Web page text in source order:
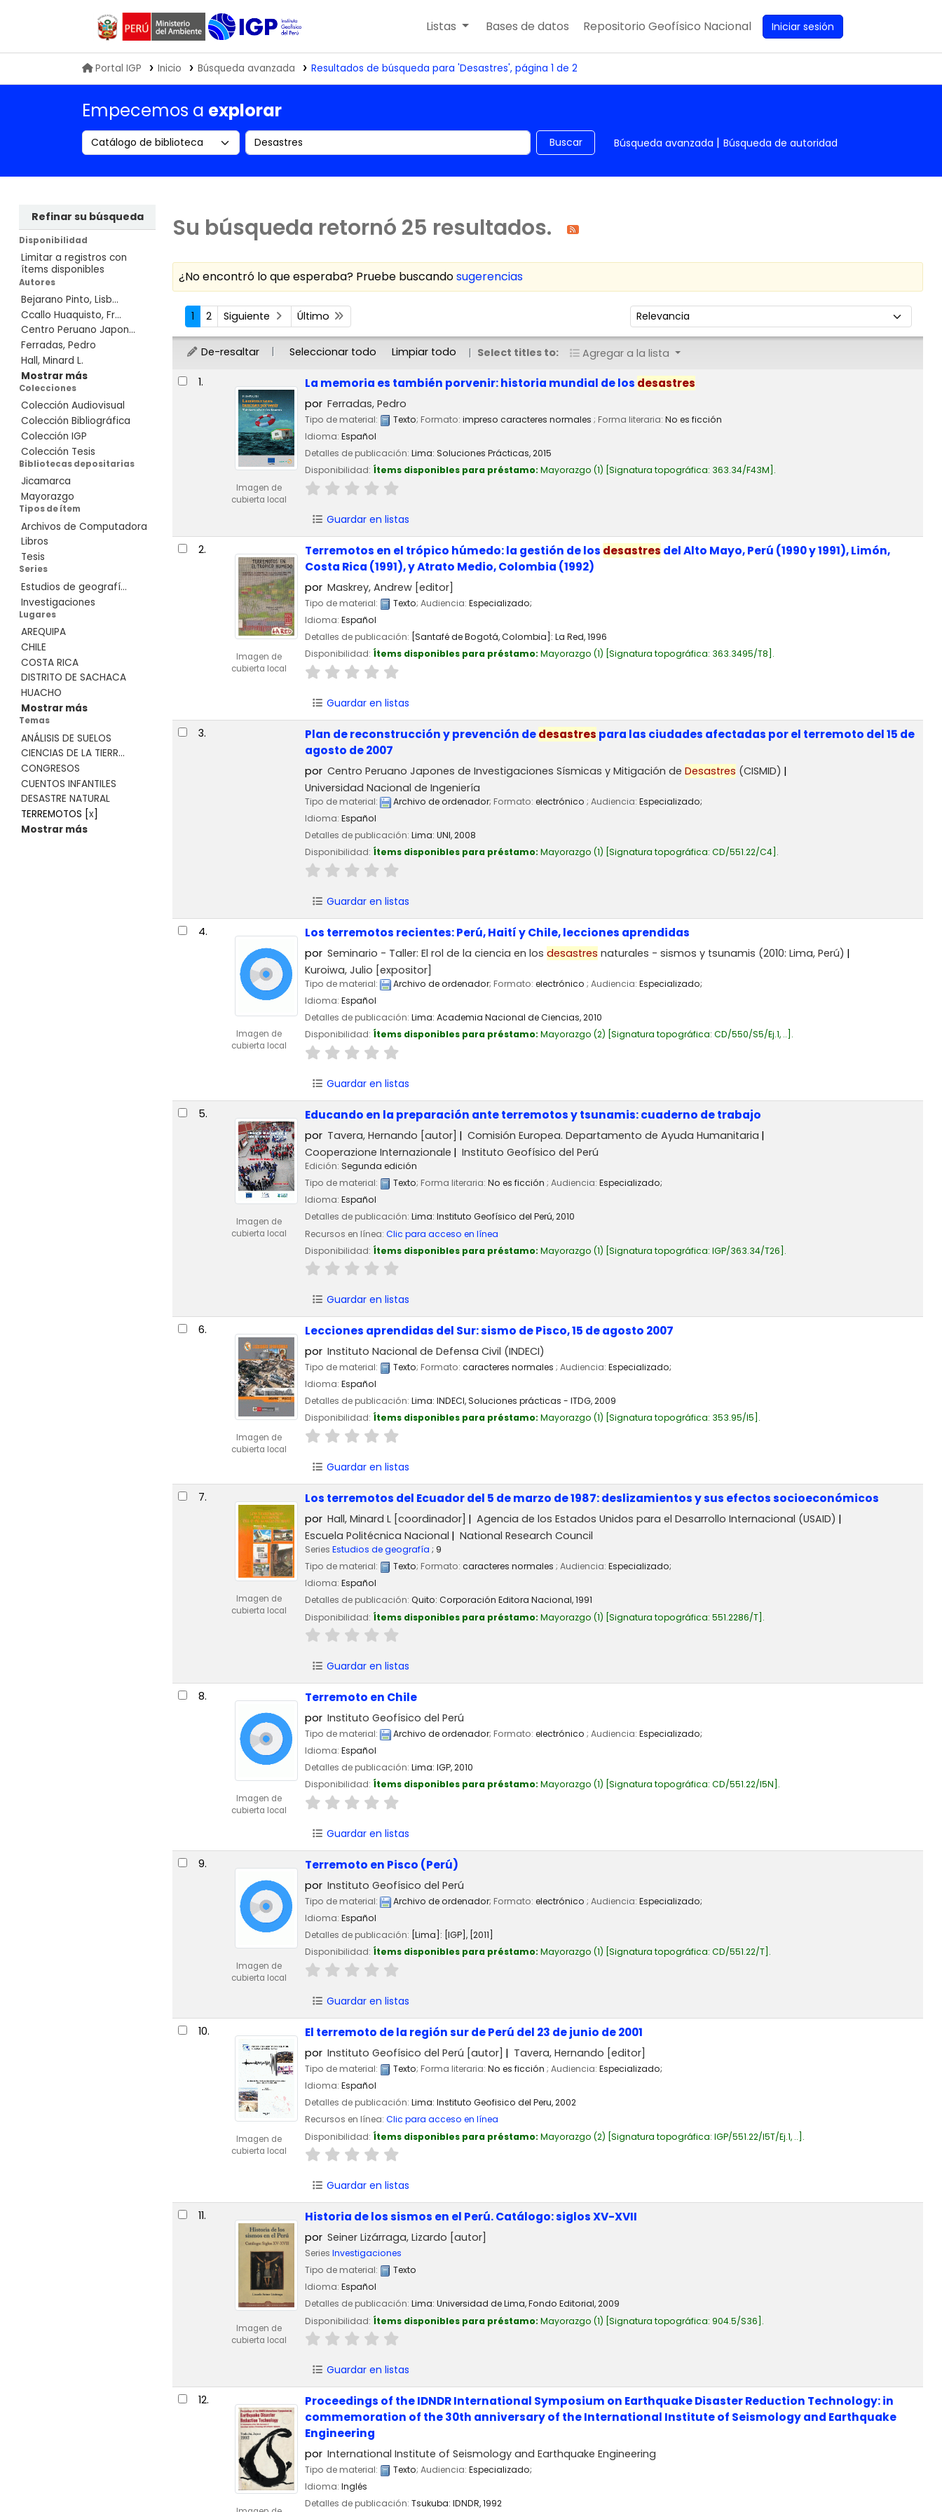
Biblioteca IGP
Listas Bases de datos Repositorio Geofísico Nacional Iniciar sesión
Portal IGP Inicio Búsqueda avanzada Resultados de búsqueda para 'Desastres', página 1 de 2
Empecemos a explorar
Search the catalog by: Buscar en el catálogo por palabra clave Buscar Búsqueda avanzada Búsqueda de autoridad
Refinar su búsqueda
Disponibilidad
Limitar a registros con
ítems disponibles
Autores
Bejarano Pinto, Lisb...
Ccallo Huaquisto, Fr...
Centro Peruano Japon...
Ferradas, Pedro
Hall, Minard L.
Mostrar más
Colecciones
Colección Audiovisual
Colección Bibliográfica
Colección IGP
Colección Tesis
Bibliotecas depositarias
Jicamarca
Mayorazgo
Tipos de ítem
Archivos de Computadora
Libros
Tesis
Series
Estudios de geografí...
Investigaciones
Lugares
AREQUIPA
CHILE
COSTA RICA
DISTRITO DE SACHACA
HUACHO
Mostrar más
Temas
ANÁLISIS DE SUELOS
CIENCIAS DE LA TIERR...
CONGRESOS
CUENTOS INFANTILES
DESASTRE NATURAL
TERREMOTOS x]
Mostrar más
Su búsqueda retornó 25 resultados.
¿No encontró lo que esperaba? Pruebe buscandosugerencias
Ordenar
1 2 Siguiente Último Ordenar por:
De-resaltar Seleccionar todo Limpiar todo Select titles to: Agregar a la lista
Resultados
1.
Imagen de
cubierta local
La memoria es también porvenir: historia mundial de los desastres
por Ferradas, Pedro
Tipo de material: Texto; Formato: impreso caracteres normales ; Forma literaria: No es ficción
Idioma: Español
Detalles de publicación: Lima: Soluciones Prácticas,2015
Disponibilidad: Ítems disponibles para préstamo: Mayorazgo (1) Signatura topográfica: 363.34/F43M .
Guardar en listas
2.
Imagen de
cubierta local
Terremotos en el trópico húmedo: la gestión de los desastres del Alto Mayo, Perú (1990 y 1991), Limón,
Costa Rica (1991), y Atrato Medio, Colombia (1992)
por Maskrey, Andrew [editor]
Tipo de material: Texto; Audiencia: Especializado;
Idioma: Español
Detalles de publicación: [Santafé de Bogotá, Colombia]: La Red,1996
Disponibilidad: Ítems disponibles para préstamo: Mayorazgo (1) Signatura topográfica: 363.3495/T8 .
Guardar en listas
3. Plan de reconstrucción y prevención dedesastres para las ciudades afectadas por el terremoto del 15 de
agosto de 2007
por Centro Peruano Japones de Investigaciones Sísmicas y Mitigación deDesastres (CISMID)
Universidad Nacional de Ingeniería
Tipo de material: Archivo de ordenador; Formato: electrónico ; Audiencia: Especializado;
Idioma: Español
Detalles de publicación: Lima: UNI,2008
Disponibilidad: Ítems disponibles para préstamo: Mayorazgo (1) Signatura topográfica: CD/551.22/C4 .
Guardar en listas
4.
Imagen de
cubierta local
Los terremotos recientes: Perú, Haití y Chile, lecciones aprendidas
por Seminario - Taller: El rol de la ciencia en losdesastres naturales - sismos y tsunamis (2010: Lima, Perú)
Kuroiwa, Julio [expositor]
Tipo de material: Archivo de ordenador; Formato: electrónico ; Audiencia: Especializado;
Idioma: Español
Detalles de publicación: Lima: Academia Nacional de Ciencias,2010
Disponibilidad: Ítems disponibles para préstamo: Mayorazgo (2) Signatura topográfica: CD/550/S5/Ej.1, .. .
Guardar en listas
5.
Imagen de
cubierta local
Educando en la preparación ante terremotos y tsunamis: cuaderno de trabajo
por Tavera, Hernando [autor]
Comisión Europea. Departamento de Ayuda Humanitaria
Cooperazione Internazionale
Instituto Geofísico del Perú
Edición: Segunda edición
Tipo de material:
Texto; Forma literaria: No es ficción ; Audiencia: Especializado;
Idioma: Español
Detalles de publicación: Lima: Instituto Geofísico del Perú,2010
Recursos en línea: Clic para acceso en línea
Disponibilidad: Ítems disponibles para préstamo: Mayorazgo (1) Signatura topográfica: IGP/363.34/T26 .
Guardar en listas
6.
Imagen de
cubierta local
Lecciones aprendidas del Sur: sismo de Pisco, 15 de agosto 2007
por Instituto Nacional de Defensa Civil (INDECI)
Tipo de material: Texto; Formato: caracteres normales ; Audiencia: Especializado;
Idioma: Español
Detalles de publicación: Lima: INDECI, Soluciones prácticas - ITDG,2009
Disponibilidad: Ítems disponibles para préstamo: Mayorazgo (1) Signatura topográfica: 353.95/I5 .
Guardar en listas
7.
Imagen de
cubierta local
Los terremotos del Ecuador del 5 de marzo de 1987: deslizamientos y sus efectos socioeconómicos
por Hall, Minard L [coordinador]
Agencia de los Estados Unidos para el Desarrollo Internacional (USAID)
Escuela Politécnica Nacional
National Research Council
Series Estudios de geografía ; 9
Tipo de material:
Texto; Formato: caracteres normales ; Audiencia: Especializado;
Idioma: Español
Detalles de publicación: Quito: Corporación Editora Nacional,1991
Disponibilidad: Ítems disponibles para préstamo: Mayorazgo (1) Signatura topográfica: 551.2286/T .
Guardar en listas
8.
Imagen de
cubierta local
Terremoto en Chile
por Instituto Geofísico del Perú
Tipo de material: Archivo de ordenador; Formato: electrónico ; Audiencia: Especializado;
Idioma: Español
Detalles de publicación: Lima: IGP,2010
Disponibilidad: Ítems disponibles para préstamo: Mayorazgo (1) Signatura topográfica: CD/551.22/I5N .
Guardar en listas
9.
Imagen de
cubierta local
Terremoto en Pisco (Perú)
por Instituto Geofísico del Perú
Tipo de material: Archivo de ordenador; Formato: electrónico ; Audiencia: Especializado;
Idioma: Español
Detalles de publicación: [Lima]: [IGP], [2011]
Disponibilidad: Ítems disponibles para préstamo: Mayorazgo (1) Signatura topográfica: CD/551.22/T .
Guardar en listas
10.
Imagen de
cubierta local
El terremoto de la región sur de Perú del 23 de junio de 2001
por Instituto Geofísico del Perú [autor] Tavera, Hernando [editor]
Tipo de material: Texto; Forma literaria: No es ficción ; Audiencia: Especializado;
Idioma: Español
Detalles de publicación: Lima: Instituto Geofisico del Peru,2002
Recursos en línea: Clic para acceso en línea
Disponibilidad: Ítems disponibles para préstamo: Mayorazgo (2) Signatura topográfica: IGP/551.22/I5T/Ej.1, .. .
Guardar en listas
11.
Imagen de
cubierta local
Historia de los sismos en el Perú. Catálogo: siglos XV-XVII
por Seiner Lizárraga, Lizardo [autor]
Series Investigaciones
Tipo de material:
Texto
Idioma: Español
Detalles de publicación: Lima: Universidad de Lima, Fondo Editorial,2009
Disponibilidad: Ítems disponibles para préstamo: Mayorazgo (1) Signatura topográfica: 904.5/S36 .
Guardar en listas
12.
Proceedings of the IDNDR International Symposium on Earthquake Disaster Reduction Technology: in
commemoration of the 30th anniversary of the International Institute of Seismology and Earthquake
Engineering
por International Institute of Seismology and Earthquake Engineering
Tipo de material: Texto; Audiencia: Especializado;
Idioma: Inglés
Detalles de publicación: Tsukuba: IDNDR,1992